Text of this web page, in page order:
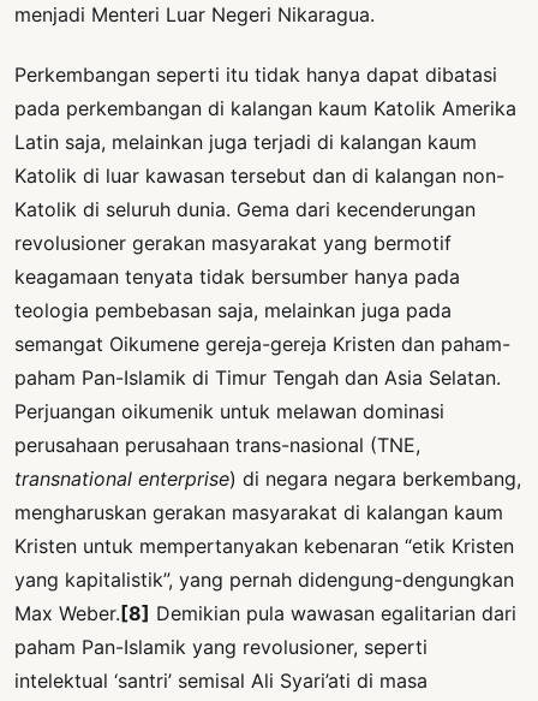
menjadi Menteri Luar Negeri Nikaragua.
Perkembangan seperti itu tidak hanya dapat dibatasi
pada perkembangan di kalangan kaum Katolik Amerika
Latin saja, melainkan juga terjadi di kalangan kaum
Katolik di luar kawasan tersebut dan di kalangan non-
Katolik di seluruh dunia. Gema dari kecenderungan
revolusioner gerakan masyarakat yang bermotif
keagamaan tenyata tidak bersumber hanya pada
teologia pembebasan saja, melainkan juga pada
semangat Oikumene gereja-gereja Kristen dan paham-
paham Pan-Islamik di Timur Tengah dan Asia Selatan.
Perjuangan oikumenik untuk melawan dominasi
perusahaan perusahaan trans-nasional (TNE,
transnational enterprise) di negara negara berkembang,
mengharuskan gerakan masyarakat di kalangan kaum
Kristen untuk mempertanyakan kebenaran “etik Kristen
yang kapitalistik”, yang pernah didengung-dengungkan
Max Weber. [8] Demikian pula wawasan egalitarian dari
paham Pan-Islamik yang revolusioner, seperti
intelektual ‘santri’ semisal Ali Syari’ati di masa